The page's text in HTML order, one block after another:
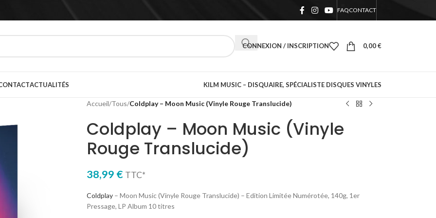
FAQCONTACT
CONNEXION / INSCRIPTION 0,00€
ACTUALITÉS KILM MUSIC – DISQUAIRE, SPÉCIALISTE DISQUES VINYLES
Accueil/Tous/Coldplay – Moon Music (Vinyle Rouge Translucide)
Coldplay – Moon Music (Vinyle
Rouge Translucide)
38,99 € TTC*
Coldplay– Moon Music (Vinyle Rouge Translucide) – Edition Limitée Numérotée, 140g, 1er
Pressage, LP Album 10 titres